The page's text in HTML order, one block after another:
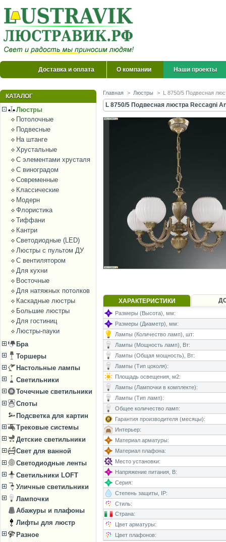
Доставка и оплата О компании Наши проекты
КАТАЛОГ
Люстры
Потолочные
Подвесные
На штанге
Хрустальные
С элементами хрусталя
С виноградом
Современные
Классические
Модерн
Флористика
Тиффани
Кантри
Светодиодные (LED)
Люстры с пультом ДУ
С вентилятором
Для кухни
Восточные
Для натяжных потолков
Каскадные люстры
Большие люстры
Для гостиниц
Люстры-пауки
Бра
Торшеры
Настольные лампы
Светильники
Точечные светильники
Споты
Подсветка для картин
Трековые системы
Детские светильники
Свет для ванной
Светодиодные ленты
Светильники LOFT
Уличные светильники
Лампочки
Абажуры и плафоны
Лифты для люстр
Разное
Главная > Люстры > L 8750/5 Подвесная
L 8750/5 Подвесная люстра Reccagni
ХАРАКТЕРИСТИКИ
Размеры (Высота), мм:
Размеры (Диаметр), мм:
Лампы (Количество ламп), шт:
Лампы (Мощность ламп), Вт:
Лампы (Общая мощность), Вт:
Лампы (Тип цоколя):
Площадь освещения, м2:
Лампы (Лампочки в комплекте):
Лампы (Тип ламп):
Общее количество ламп:
Гарантия производителя (месяцы):
Интерьер:
Материал арматуры:
Материал плафона:
Место установки:
Напряжение питания, В:
Серия:
Степень защиты, IP:
Стиль:
Страна:
Цвет арматуры:
Цвет плафонов: